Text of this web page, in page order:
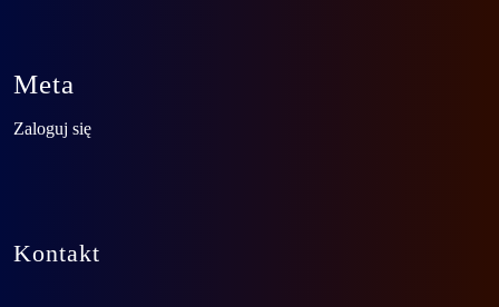
Meta
Zaloguj się
Kontakt